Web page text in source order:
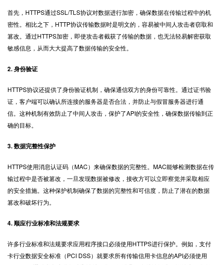
首先，HTTPS通过SSL/TLS协议对数据进行加密，确保数据在传输过程中的机
密性。相比之下，HTTP协议传输数据时是明文的，容易被中间人攻击者窃取和
篡改。通过HTTPS加密，即使攻击者截获了传输的数据，也无法轻易解密获取
敏感信息，从而大大提高了数据传输的安全性。
2. 身份验证
HTTPS协议还提供了身份验证机制，确保通信双方的身份可靠性。通过证书验
证，客户端可以确认所连接的服务器是否合法，并防止与假冒服务器进行通
信。这种机制有效防止了中间人攻击，保护了API的安全性，确保数据传输到正
确的目标。
3. 数据完整性保护
HTTPS使用消息认证码（MAC）来确保数据的完整性。MAC能够检测数据在传
输过程中是否被篡改，一旦发现数据被修改，接收方可以立即察觉并采取相应
的安全措施。这种保护机制确保了数据的完整性和可信度，防止了潜在的数据
篡改和破坏行为。
4. 顺应行业标准和法规要求
许多行业标准和法规要求应用程序接口必须使用HTTPS进行保护。例如，支付
卡行业数据安全标准（PCI DSS）就要求所有传输信用卡信息的API必须使用